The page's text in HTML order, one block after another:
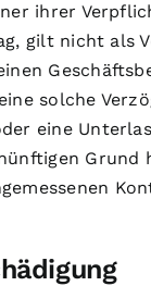
ihrer
gilt nicht als
solche
eine
Grund